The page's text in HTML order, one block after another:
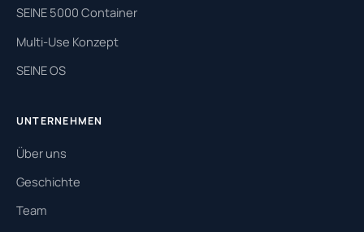
SEINE 5000 Container
Multi-Use Konzept
SEINE OS
UNTERNEHMEN
Über uns
Geschichte
Team